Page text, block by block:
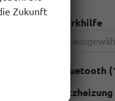
Einparkhilfe
alles
Bluetooth
Sitzheizung
Zukunft